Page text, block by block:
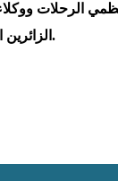
الرحلات
الزائرين المهتمين والمتخصصين في مجال السياحة والسفر وممثلي وسائل الإعلام.